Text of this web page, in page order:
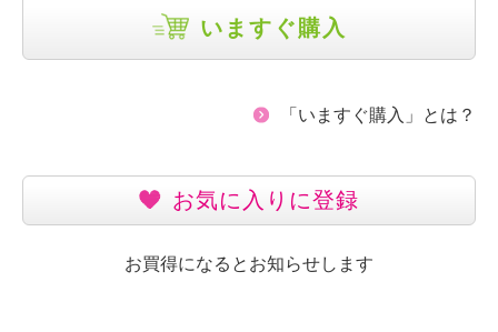
いますぐ購入
「いますぐ購入」とは？
お気に入りに登録
お買得になるとお知らせします